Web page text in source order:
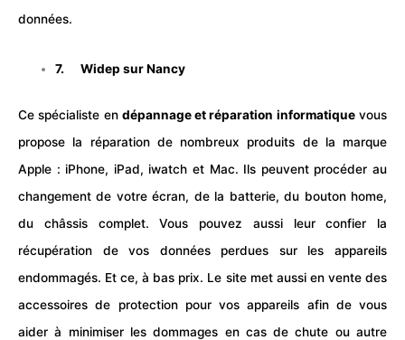
données.
7.Widep sur Nancy
Ce spécialiste en dépannage et réparation informatiquevous
propose la réparation de nombreux produits de la marque
Apple : iPhone, iPad, iwatch et Mac. Ils peuvent procéder au
changement de votre écran, de la batterie, du bouton home,
du châssis complet. Vous pouvez aussi leur confier la
récupération de vos données perdues sur les appareils
endommagés. Et ce, à bas prix. Le site met aussi en vente des
accessoires de protection pour vos appareils afin de vous
aider à minimiser les dommages en cas de chute ou autre